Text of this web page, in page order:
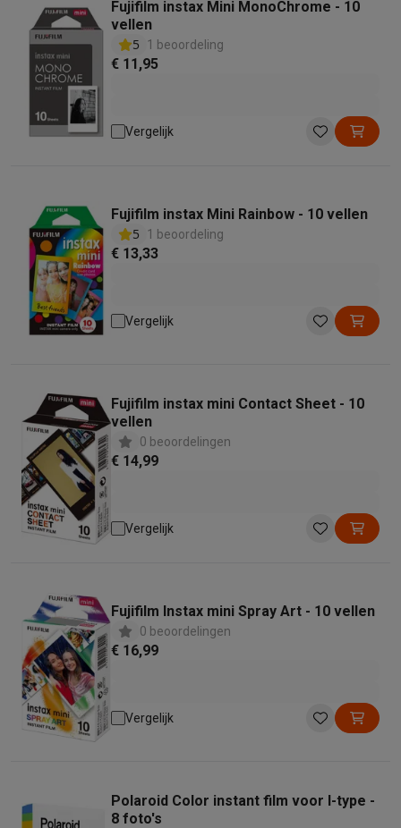
Fujifilm instax Mini MonoChrome - 10
vellen
5
1 beoordeling
€ 11,95
Vergelijk
Fujifilm instax Mini Rainbow - 10 vellen
5
1 beoordeling
€ 13,33
Vergelijk
Fujifilm instax mini Contact Sheet - 10
vellen
0 beoordelingen
€ 14,99
Vergelijk
Fujifilm Instax mini Spray Art - 10 vellen
0 beoordelingen
€ 16,99
Vergelijk
Polaroid Color instant film voor I-type -
8 foto's